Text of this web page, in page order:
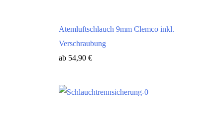
Atemluftschlauch 9mm Clemco inkl.
Verschraubung
ab 54,90 €